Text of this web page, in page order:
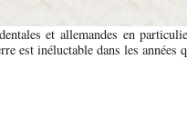
et allemandes en
est inéluctable dans les années